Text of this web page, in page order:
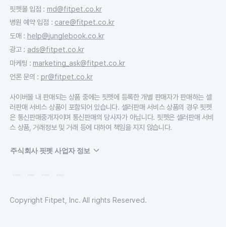
핏펫몰 입점 : md@fitpet.co.kr
병원 예약 입점 : care@fitpet.co.kr
도매 : help@junglebook.co.kr
광고: ads@fitpet.co.kr
마케팅 : marketing_ask@fitpet.co.kr
언론 문의 : pr@fitpet.co.kr
사이버몰 내 판매되는 상품 중에는 핏펫에 등록한 개별 판매자가 판매하는 셀
러판매 서비스 상품이 포함되어 있습니다. 셀러판매 서비스 상품의 경우 핏펫
은 통신판매중개자이며 통신판매의 당사자가 아닙니다. 핏펫은 셀러판매 서비
스 상품, 거래정보 및 거래 등에 대하여 책임을 지지 않습니다.
주식회사 핏펫 사업자 정보
Copyright Fitpet, Inc. All rights Reserved.